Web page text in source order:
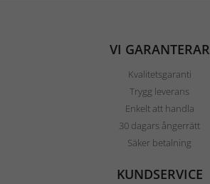
VI GARANTERAR
Kvalitetsgaranti
Trygg leverans
Enkelt att handla
30 dagars ångerrätt
Säker betalning
KUNDSERVICE